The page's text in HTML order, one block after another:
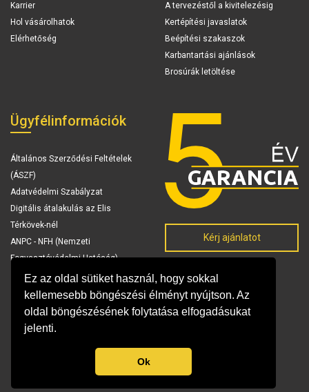
Ez az oldal sütiket használ, hogy sokkal
kellemesebb böngészési élményt nyújtson. Az
oldal böngészésének folytatása elfogadásukat
jelenti.
Ok
Karrier
Hol vásárolhatok
Elérhetőség
A tervezéstől a kivitelezésig
Kertépítési javaslatok
Beépítési szakaszok
Karbantartási ajánlások
Brosúrák letöltése
Ügyfélinformációk
Általános Szerződési Feltételek
(ÁSZF)
Adatvédelmi Szabályzat
Digitális átalakulás az Elis
Térkövek-nél
ANPC - NFH (Nemzeti
Fogyasztóvédelmi Hatóság)
Kérj ajánlatot
© Copyright 2026 Elis Térkövek